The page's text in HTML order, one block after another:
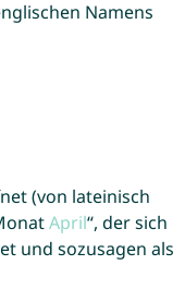
Namens
(von lateinisch
April“, der sich
und sozusagen als